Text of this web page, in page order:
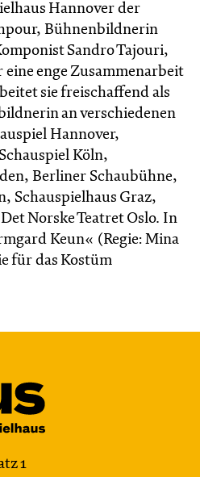
Hannover der
Bühnenbildnerin
Sandro Tajouri,
enge Zusammenarbeit
sie freischaffend als
an verschiedenen
Hannover,
Köln,
Berliner Schaubühne,
Schauspielhaus Graz,
Norske Teatret Oslo. In
Keun« (Regie: Mina
für das Kostüm
1